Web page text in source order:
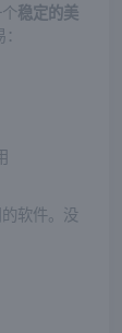
稳定的美
软件。没